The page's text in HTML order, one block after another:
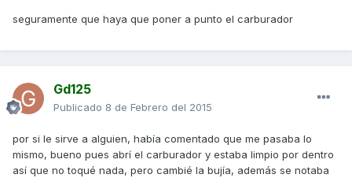
seguramente que haya que poner a punto el carburador
Gd125
Publicado 8 de Febrero del 2015
por si le sirve a alguien, había comentado que me pasaba lo
mismo, bueno pues abrí el carburador y estaba limpio por dentro
así que no toqué nada, pero cambié la bujía, además se notaba